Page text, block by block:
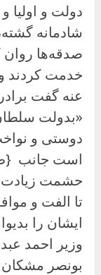
دولت و
شادمانه
صدقه‌ها روان
خدمت کردند
عنه گفت
«بدولت
دوستی و
حشمت زیادت
تا الفت و
ایشان را
وزیر احمد
بونصر مشکان